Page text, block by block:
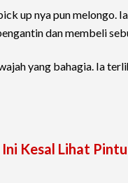
up nya pun melongo.
dan membeli
yang bahagia. Ia
Kesal Lihat